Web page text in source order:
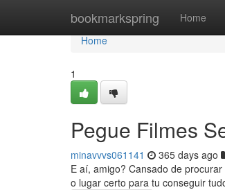
bookmarkspring Home
Home
Home
1
Pegue Filmes
minavvvs061141 365 days ago
E aí, amigo? Cansado de
o lugar certo para tu conseguir